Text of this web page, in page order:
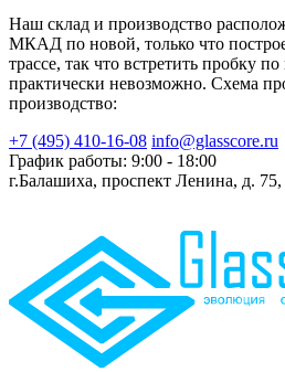
Наш склад и производство
МКАД по новой, только что
трассе, так что встретить пробку
практически невозможно. Схема
производство:
+7 (495) 410-16-08 info@glasscore.ru
График работы: 9:00 - 18:00
г.Балашиха, проспект Ленина, д. 75,